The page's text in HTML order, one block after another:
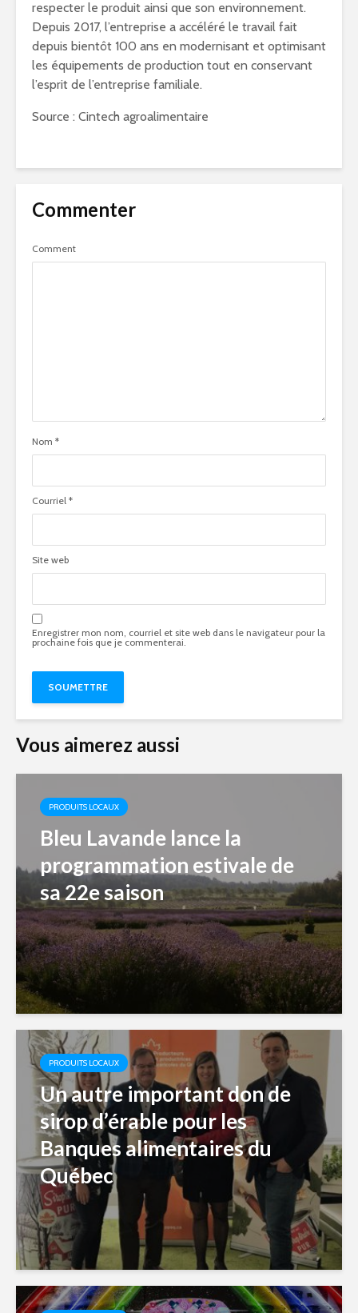
respecter le produit ainsi que son environnement.
Depuis 2017, l’entreprise a accéléré le travail fait
depuis bientôt 100 ans en modernisant et optimisant
les équipements de production tout en conservant
l’esprit de l’entreprise familiale.
Source : Cintech agroalimentaire
Commenter
Comment
Nom *
Courriel *
Site web
Enregistrer mon nom, courriel et site web dans le navigateur pour la
prochaine fois que je commenterai.
Vous aimerez aussi
PRODUITS LOCAUX
Bleu Lavande lance la
programmation estivale de
sa 22e saison
PRODUITS LOCAUX
Un autre important don de
sirop d’érable pour les
Banques alimentaires du
Québec